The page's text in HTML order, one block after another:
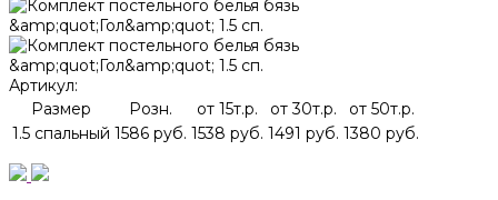
Артикул:
Размер
Розн. от 15т.р. от 30т.р.
от 50т.р.
1.5 спальный 1586 руб. 1538 руб. 1491 руб. 1380 руб.